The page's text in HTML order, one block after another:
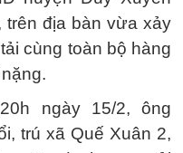
trên địa bàn vừa xảy
cùng toàn bộ hàng
ngày 15/2, ông
trú xã Quế Xuân 2,